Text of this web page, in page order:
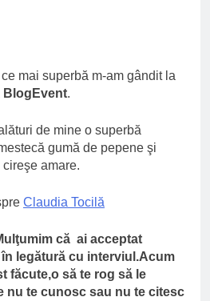
mai superbă m-am gândit la
BlogEvent.
de mine o superbă
gumă de pepene şi
amare.
Claudia Tocilă
că ai acceptat
legătură cu interviul.Acum
făcute,o să te rog să le
nu te cunosc sau nu te citesc